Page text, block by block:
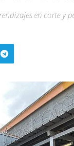
en corte y